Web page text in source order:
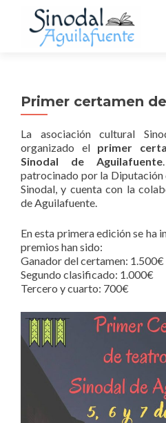
Primer certamen
La asociación cultural
organizado el primer
Sinodal de Aguilafuente
patrocinado por la Diputación
Sinodal, y cuenta con la
de Aguilafuente.
En esta primera edición se ha
premios han sido:
Ganador del certamen: 1.500€
Segundo clasificado: 1.000€
Tercero y cuarto: 700€